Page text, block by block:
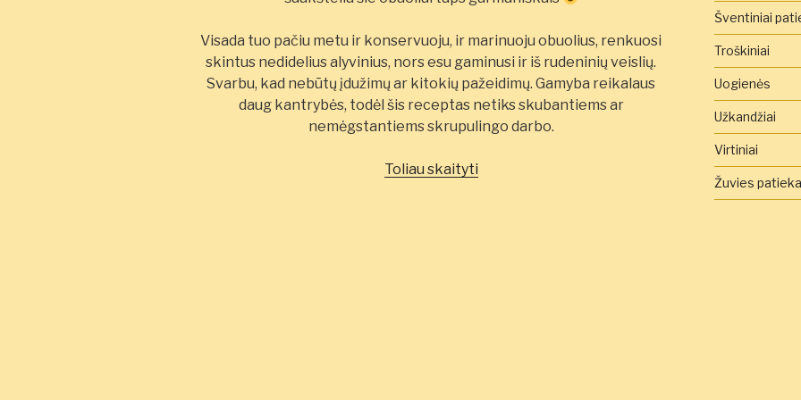
Visada tuo pačiu metu ir konservuoju, ir marinuoju obuolius, renkuosi
skintus nedidelius alyvinius, nors esu gaminusi ir iš rudeninių veislių.
Svarbu, kad nebūtų įdužimų ar kitokių pažeidimų. Gamyba reikalaus
daug kantrybės, todėl šis receptas netiks skubantiems ar
nemėgstantiems skrupulingo darbo.
Toliau skaityti„Su
Šventiniai
Troškiniai
Uogienės
Užkandžiai
Virtiniai
Žuvies